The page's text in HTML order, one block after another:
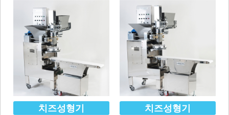
치즈성형기 치즈성형기